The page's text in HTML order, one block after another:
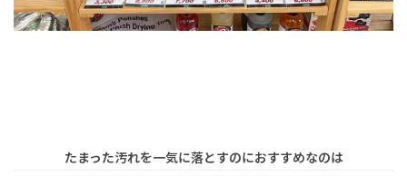
たまった汚れを一気に落とすのにおすすめなのは